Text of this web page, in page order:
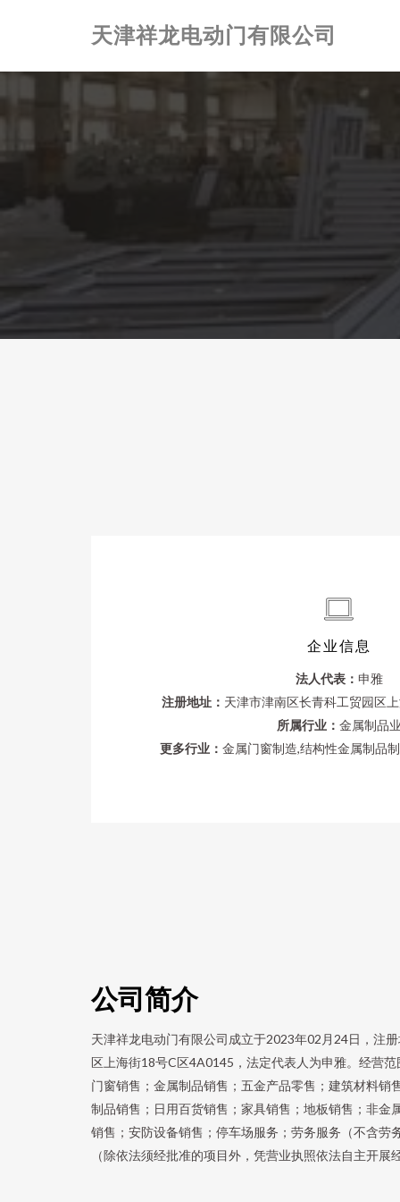
天津祥龙电动门有限公司
企业信息
法人代表： 申雅
注册地址： 天津市津南区长青科工贸园区
所属行业： 金属制品
更多行业： 金属门窗制造,结构性金属制品
公司简介
天津祥龙电动门有限公司成立于2023年02月24日，注
区上海街18号C区4A0145，法定代表人为申雅。经营
门窗销售；金属制品销售；五金产品零售；建筑材料销
制品销售；日用百货销售；家具销售；地板销售；非金
销售；安防设备销售；停车场服务；劳务服务（不含劳
（除依法须经批准的项目外，凭营业执照依法自主开展